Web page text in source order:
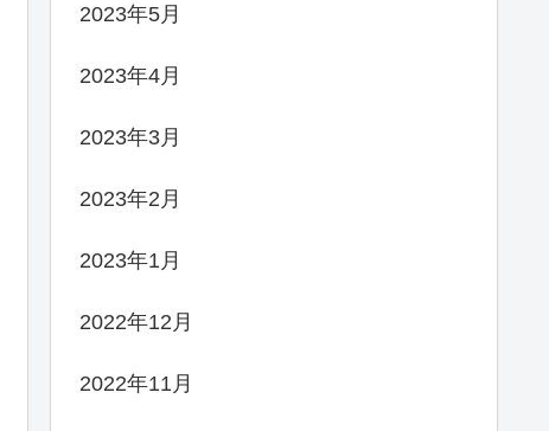
2023年5月
2023年4月
2023年3月
2023年2月
2023年1月
2022年12月
2022年11月